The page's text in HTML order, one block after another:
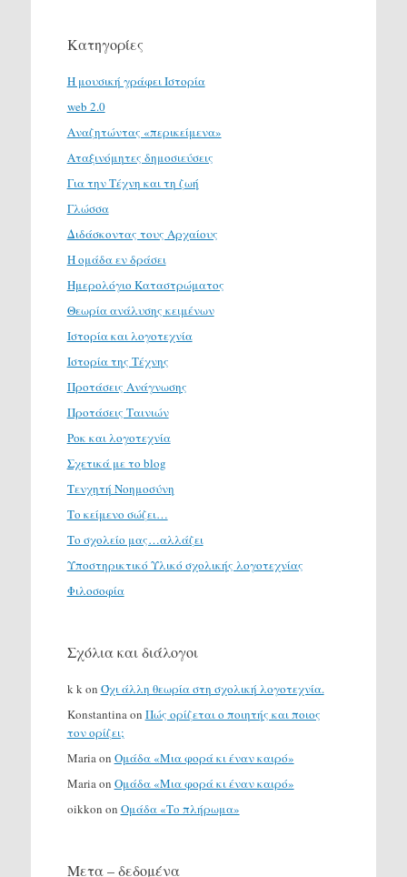
Κατηγορίες
H μουσική γράφει Ιστορία
web 2.0
Αναζητώντας «περικείμενα»
Αταξινόμητες δημοσιεύσεις
Για την Τέχνη και τη ζωή
Γλώσσα
Διδάσκοντας τους Αρχαίους
Η ομάδα εν δράσει
Ημερολόγιο Καταστρώματος
Θεωρία ανάλυσης κειμένων
Ιστορία και λογοτεχνία
Ιστορία της Τέχνης
Προτάσεις Ανάγνωσης
Προτάσεις Ταινιών
Ροκ και λογοτεχνία
Σχετικά με το blog
Τενχητή Νοημοσύνη
Το κείμενο σώζει…
Το σχολείο μας…αλλάζει
Υποστηρικτικό Υλικό σχολικής λογοτεχνίας
Φιλοσοφία
Σχόλια και διάλογοι
k k on Όχι άλλη θεωρία στη σχολική λογοτεχνία.
Konstantina on Πώς ορίζεται ο ποιητής και ποιος
τον ορίζει;
Maria on Ομάδα «Μια φορά κι έναν καιρό»
Maria on Ομάδα «Μια φορά κι έναν καιρό»
oikkon on Ομάδα «Το πλήρωμα»
Μετα – δεδομένα